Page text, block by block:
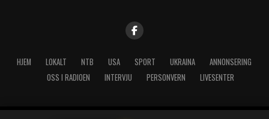
HJEM LOKALT NTB USA SPORT UKRAINA
ANNONSERING
OSS I RADIOEN
INTERVJU PERSONVERN LIVESENTER